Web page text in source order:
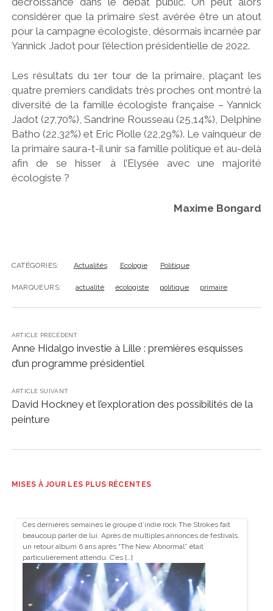
considérer que la primaire s’est avérée être un atout
pour la campagne écologiste, désormais incarnée par
Yannick Jadot pour l’élection présidentielle de 2022.
Les résultats du 1er tour de la primaire, plaçant les
quatre premiers candidats très proches ont montré la
diversité de la famille écologiste française – Yannick
Jadot (27,70%), Sandrine Rousseau (25,14%), Delphine
Batho (22,32%) et Eric Piolle (22,29%). Le vainqueur de
la primaire saura-t-il unir sa famille politique et au-delà
afin de se hisser à l’Elysée avec une majorité
écologiste ?
Maxime Bongard
CATÉGORIES: Actualités Ecologie Politique
MARQUEURS: actualité écologiste politique primaire
ARTICLE PRÉCÉDENT
Anne Hidalgo investie à Lille : premières esquisses
d’un programme présidentiel
ARTICLE SUIVANT
David Hockney et l’exploration des possibilités de la
peinture
MISES À JOUR LES PLUS RÉCENTES
Ces dernières semaines le groupe d’indie rock The Strokes fait
beaucoup parler de lui. Après de multiples annonces de festivals,
un retour album 6 ans après “The New Abnormal” était
particulièrement attendu. C’es […]